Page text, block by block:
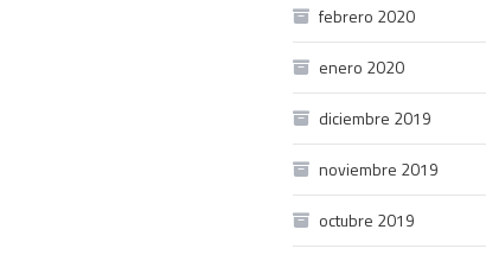
febrero 2020
enero 2020
diciembre 2019
noviembre 2019
octubre 2019